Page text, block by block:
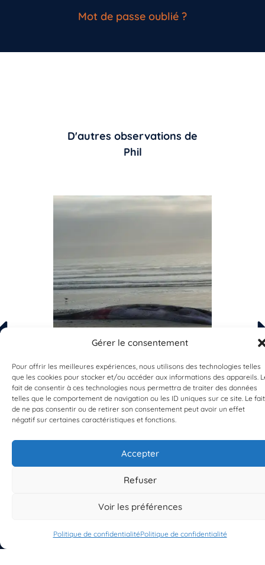
Gérer le consentement
Pour offrir les meilleures expériences, nous utilisons des technologies telles
que les cookies pour stocker et/ou accéder aux informations des appareils.
fait de consentir à ces technologies nous permettra de traiter des données
telles que le comportement de navigation ou les ID uniques sur ce site. Le fait
de ne pas consentir ou de retirer son consentement peut avoir un effet
négatif sur certaines caractéristiques et fonctions.
Accepter
Refuser
Voir les préférences
Politique de confidentialitéPolitique de confidentialité
Mot de passe oublié ?
D'autres observations de
Phil
Balaenoptera physalus
Rorqual commun
10 septembre 2022
Phil